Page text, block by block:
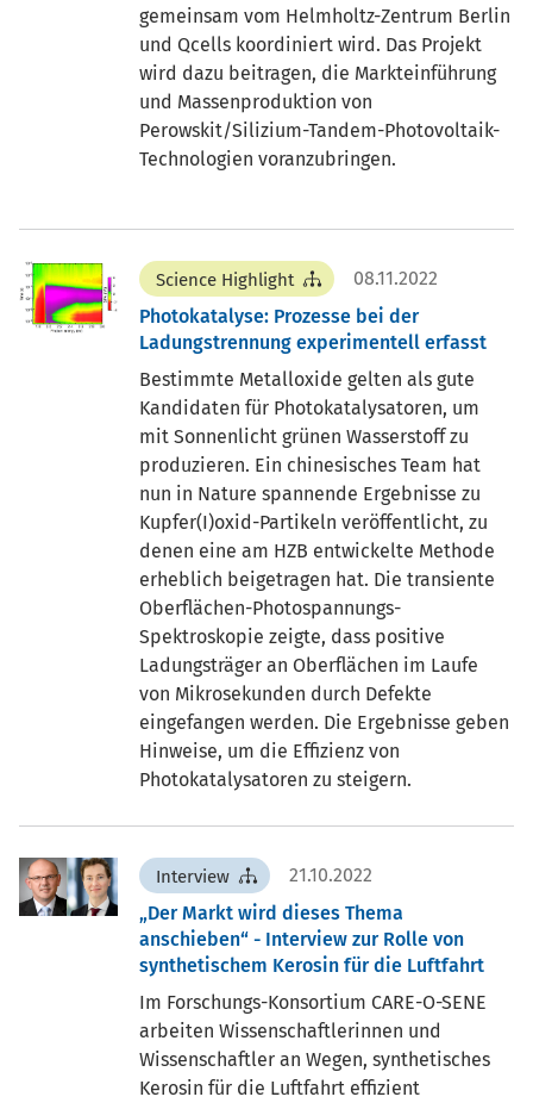
gemeinsam vom Helmholtz-Zentrum Berlin
und Qcells koordiniert wird. Das Projekt
wird dazu beitragen, die Markteinführung
und Massenproduktion von
Perowskit/Silizium-Tandem-Photovoltaik-
Technologien voranzubringen.
Science Highlight
08.11.2022
Photokatalyse: Prozesse bei der
Ladungstrennung experimentell erfasst
Bestimmte Metalloxide gelten als gute
Kandidaten für Photokatalysatoren, um
mit Sonnenlicht grünen Wasserstoff zu
produzieren. Ein chinesisches Team hat
nun in Nature spannende Ergebnisse zu
Kupfer(I)oxid-Partikeln veröffentlicht, zu
denen eine am HZB entwickelte Methode
erheblich beigetragen hat. Die transiente
Oberflächen-Photospannungs-
Spektroskopie zeigte, dass positive
Ladungsträger an Oberflächen im Laufe
von Mikrosekunden durch Defekte
eingefangen werden. Die Ergebnisse geben
Hinweise, um die Effizienz von
Photokatalysatoren zu steigern.
Interview
21.10.2022
Der Markt wird dieses Thema
anschieben“ - Interview zur Rolle von
synthetischem Kerosin für die Luftfahrt
Im Forschungs-Konsortium CARE-O-SENE
arbeiten Wissenschaftlerinnen und
Wissenschaftler an Wegen, synthetisches
Kerosin für die Luftfahrt effizient